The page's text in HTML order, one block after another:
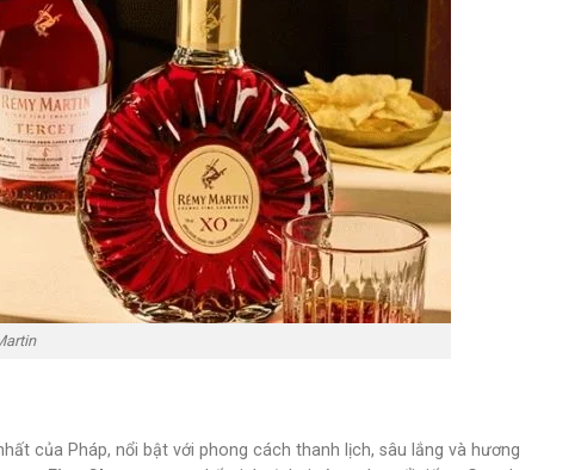
của Pháp, nổi bật với phong cách thanh lịch, sâu lắng và hương